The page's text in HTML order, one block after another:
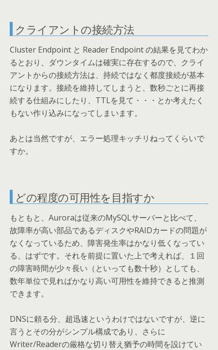
クライアントの接続方法
Cluster Endpoint と Reader Endpoint の結果を見てわか
るとおり、ダウンタイムは確実に存在するので、クライ
アントからの接続方法は、持続ではなく都度接続が基本
になります。接続を維持してしまうと、数秒ごとに再接
続する仕組みにしたり、TTLを見て・・・とか考えたく
もない作り込みになってしまいます。
あとは当然ですが、エラー処理キッチリねってくらいで
すか。
どの程度の可用性を目指すか
もともと、Auroraは従来のMySQLサーバーと比べて、
故障率が高い部品であるディスクやRAIDカードの問題が
なくなっているため、障害発生率はかなり低くなってい
る、はずです。それを前提に置いた上で考えれば、１回
の障害時間が少々長い（といっても数十秒）としても、
数年単位で見ればかなり高い可用性を維持できると推測
できます。
DNSに頼る分、超迅速というわけではないですが、逆に
言うとその分がシンプル構成であり、さらに
Writer/Readerの厳格な切り替え猶予の時間を設けてい